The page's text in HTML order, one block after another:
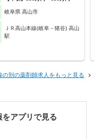
岐阜県 高山市
ＪＲ高山本線(岐阜－猪谷) 高山
駅
の別の薬剤師求人をもっと見る
アプリで見る